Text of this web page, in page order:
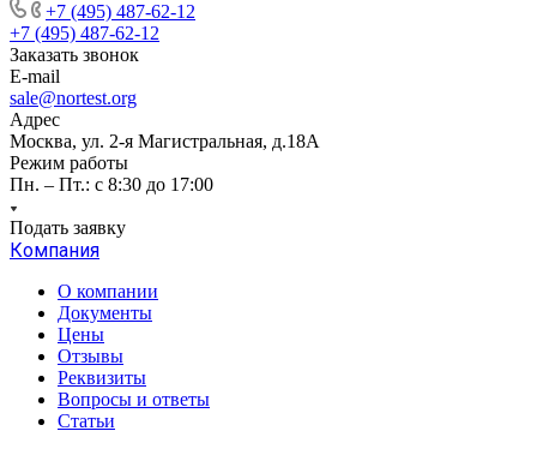
+7 (495) 487-62-12
+7 (495) 487-62-12
Заказать звонок
E-mail
sale@nortest.org
Адрес
Москва, ул. 2-я Магистральная, д.18А
Режим работы
Пн. – Пт.: с 8:30 до 17:00
Подать заявку
Компания
О компании
Документы
Цены
Отзывы
Реквизиты
Вопросы и ответы
Статьи